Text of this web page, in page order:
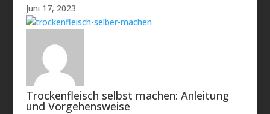
Juni 17, 2023
Trockenfleisch selbst machen: Anleitung
und Vorgehensweise